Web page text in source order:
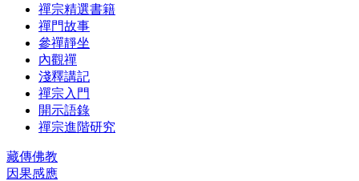
禪宗精選書籍
禪門故事
參禪靜坐
內觀禪
淺釋講記
禪宗入門
開示語錄
禪宗進階研究
藏傳佛教
因果感應